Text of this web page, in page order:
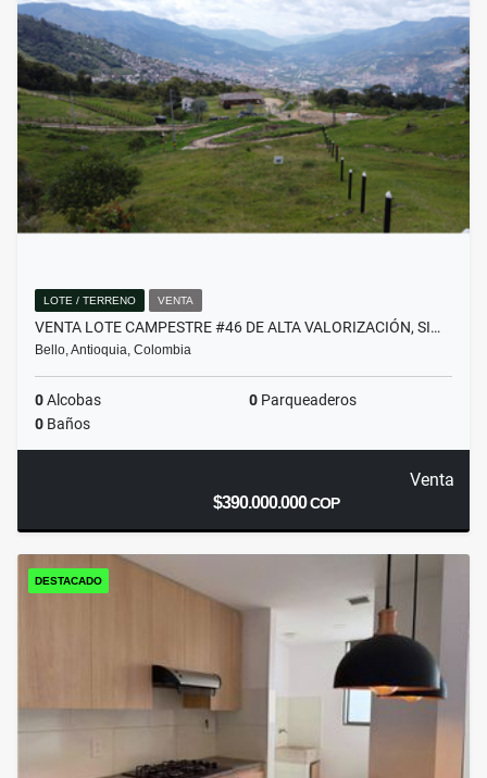
LOTE / TERRENO VENTA
VENTA LOTE CAMPESTRE #46 DE ALTA VALORIZACIÓN, SI…
Bello, Antioquia, Colombia
0Alcobas 0 Parqueaderos
0 Baños
Venta
$390.000.000COP
DESTACADO